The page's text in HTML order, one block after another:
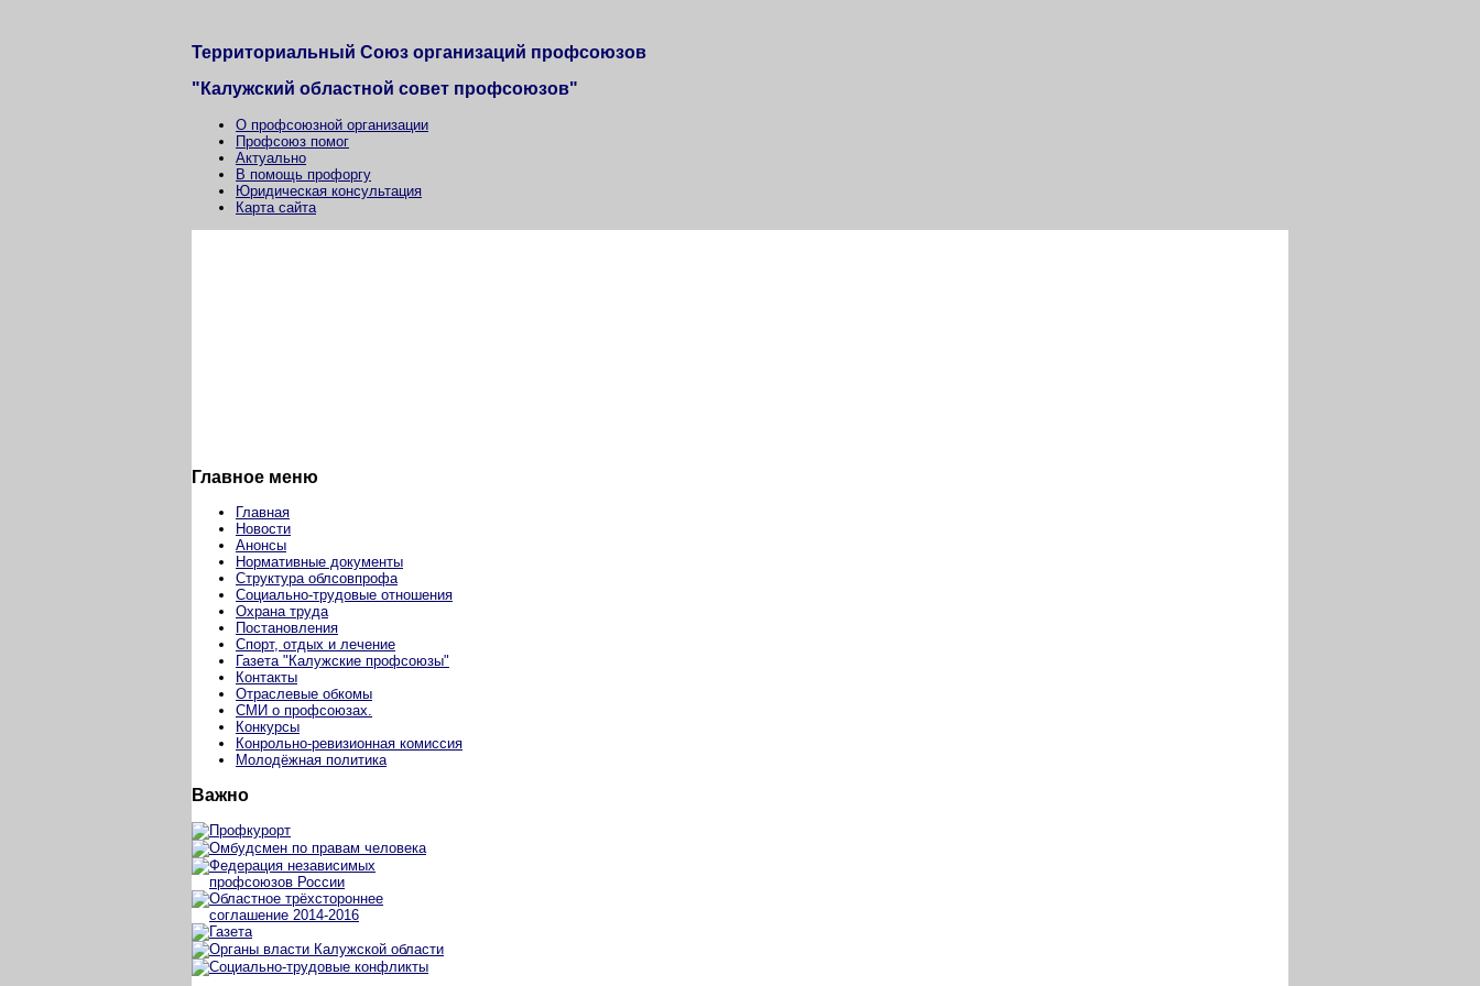
Территориальный Союз организаций профсоюзов
"Калужский областной совет профсоюзов"
О профсоюзной организации
Профсоюз помог
Актуально
В помощь профоргу
Юридическая консультация
Карта сайта
Главное меню
Главная
Новости
Анонсы
Нормативные документы
Структура облсовпрофа
Социально-трудовые отношения
Охрана труда
Постановления
Спорт, отдых и лечение
Газета "Калужские профсоюзы"
Контакты
Отраслевые обкомы
СМИ о профсоюзах.
Конкурсы
Конрольно-ревизионная комиссия
Молодёжная политика
Важно